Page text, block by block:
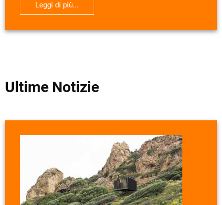
Leggi di più...
Ultime Notizie